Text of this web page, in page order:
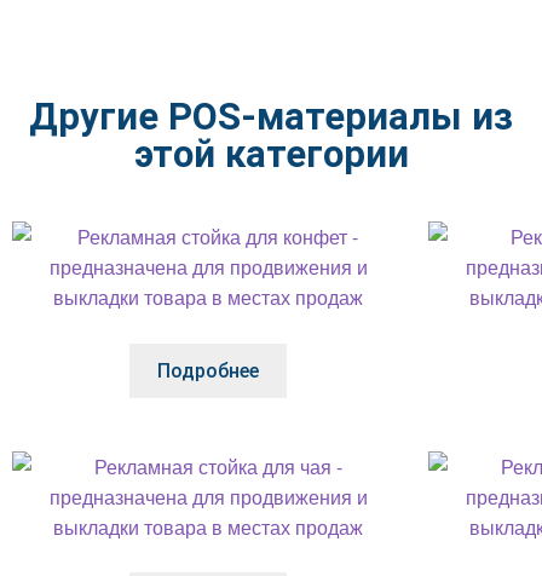
Другие POS-материалы из
этой категории
Подробнее